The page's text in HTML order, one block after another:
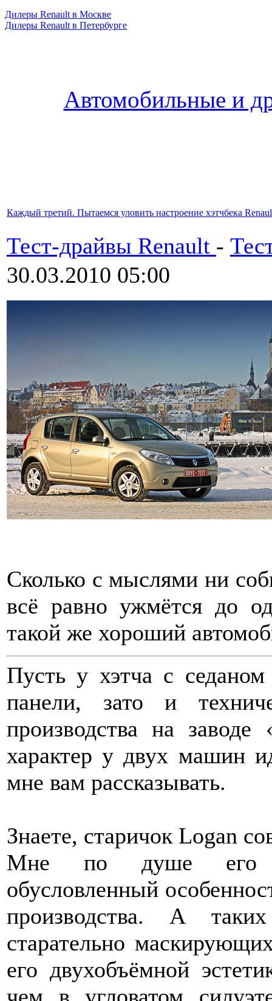
Дилеры Renault в Москве
Дилеры Renault в Петербурге
Автомобильные и
Каждый третий. Пытаемся уловить настроение хэтчбека
Тест-драйвы Renault -
30.03.2010 05:00
Сколько с мыслями ни
всё равно ужмётся до
такой же хороший
Пусть у хэтча с
панели, зато и
производства на
характер у двух машин
мне вам рассказывать.
Знаете, старичок Logan
Мне по душе его
обусловленный
производства. А
старательно
его двухобъёмной